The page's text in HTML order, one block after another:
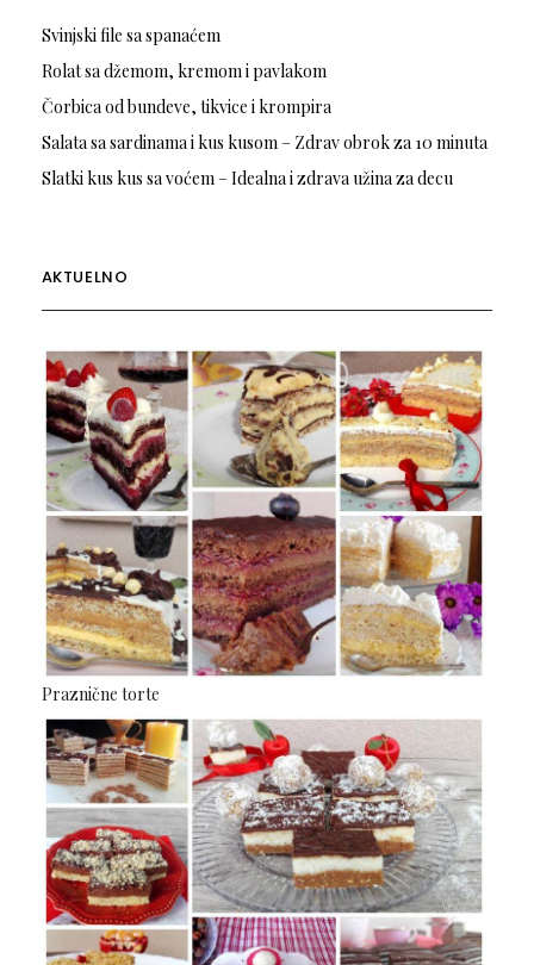
Svinjski file sa spanaćem
Rolat sa džemom, kremom i pavlakom
Čorbica od bundeve, tikvice i krompira
Salata sa sardinama i kus kusom – Zdrav obrok za 10 minuta
Slatki kus kus sa voćem – Idealna i zdrava užina za decu
AKTUELNO
Praznične torte